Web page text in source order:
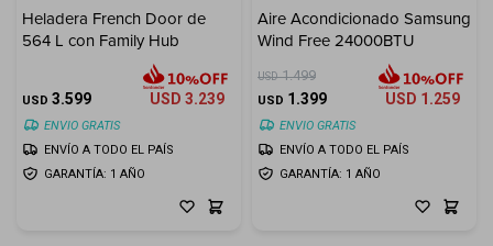
Heladera French Door de
564 L con Family Hub
USD 3.599 USD 3.239
ENVIO GRATIS
GARANTÍA: 1 AÑO
ENVÍO A TODO EL PAÍS
Aire Acondicionado Samsung
Wind Free 24000BTU
USD 1.499
USD 1.399 USD 1.259
ENVIO GRATIS
GARANTÍA: 1 AÑO
ENVÍO A TODO EL PAÍS